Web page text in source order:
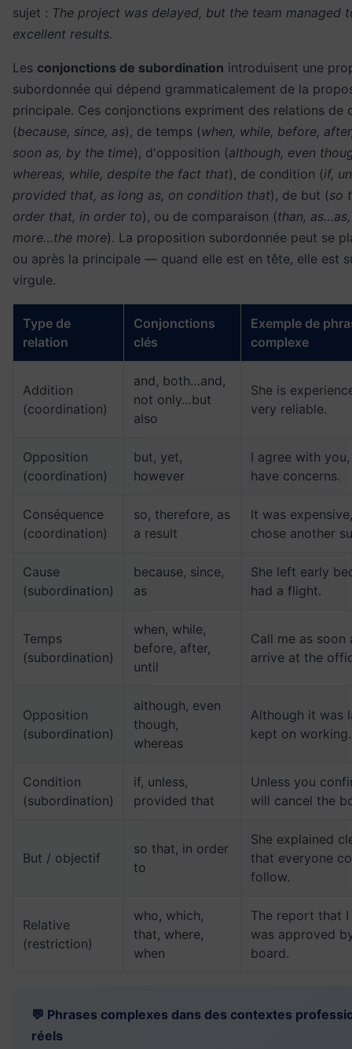
sujet : The project was delayed, but the team managed
excellent results.
Les conjonctions de subordination introduisent une
subordonnée qui dépend grammaticalement de la
principale. Ces conjonctions expriment des relations de
(because, since, as), de temps (when, while, before,
soon as, by the time), d'opposition (although, even
whereas, while, despite the fact that), de condition (if,
provided that, as long as, on condition that), de but (so
order that, in order to), ou de comparaison (than,
more…the more). La proposition subordonnée peut se
ou après la principale — quand elle est en tête, elle est
virgule.
Type de
relation
Conjonctions
clés
Exemple de
complexe
Addition
(coordination)
and, both…and,
not only…but
also
She is
very reliable.
Opposition
(coordination)
but, yet,
however
I agree with
have concerns.
Conséquence
(coordination)
so, therefore, as
a result
It was
chose another
Cause
(subordination)
because, since,
as
She left early
had a flight.
Temps
(subordination)
when, while,
before, after,
until
Call me as soon
arrive at the
Opposition
(subordination)
although, even
though,
whereas
Although it was
kept on working.
Condition
(subordination)
if, unless,
provided that
Unless you
will cancel the
But / objectif
so that, in order
to
She explained
that everyone
follow.
Relative
(restriction)
who, which,
that, where,
when
The report that
was approved
board.
💬 Phrases complexes dans des contextes
réels